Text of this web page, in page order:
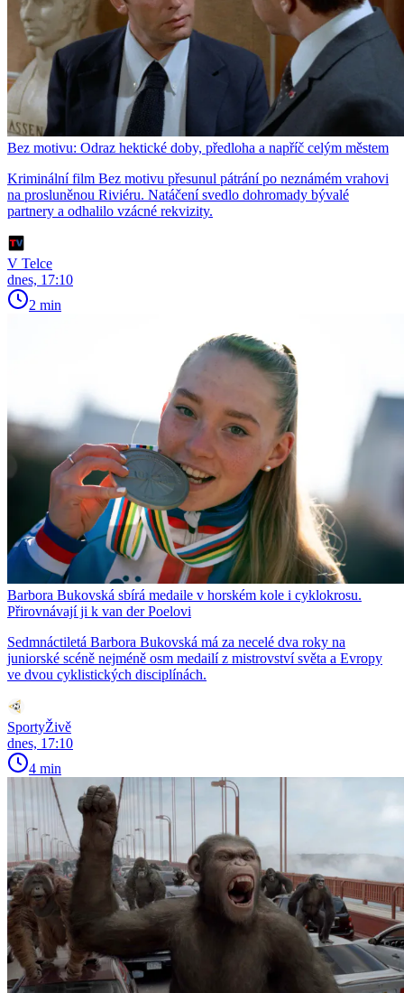
Bez motivu: Odraz hektické doby, předloha a napříč celým městem
Kriminální film Bez motivu přesunul pátrání po neznámém vrahovi
na prosluněnou Riviéru. Natáčení svedlo dohromady bývalé
partnery a odhalilo vzácné rekvizity.
V Telce
dnes, 17:10
2 min
Barbora Bukovská sbírá medaile v horském kole i cyklokrosu.
Přirovnávají ji k van der Poelovi
Sedmnáctiletá Barbora Bukovská má za necelé dva roky na
juniorské scéně nejméně osm medailí z mistrovství světa a Evropy
ve dvou cyklistických disciplínách.
SportyŽivě
dnes, 17:10
4 min